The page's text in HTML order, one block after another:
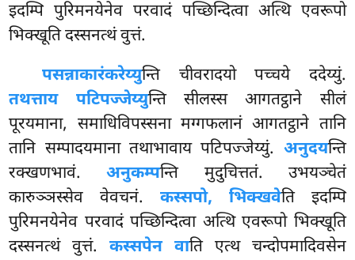
इदम्पि पुरिमनयेनेव परवादं पच्छिन्दित्वा अत्थि एवरूपो
भिक्खूति दस्सनत्थं वुत्तं.
पसन्नाकारंकरेय्युन्ति चीवरादयो पच्चये ददेय्युं.
तथत्ताय पटिपज्जेय्युन्ति सीलस्स आगतट्ठाने सीलं
पूरयमाना, समाधिविपस्सना मग्गफलानं आगतट्ठाने तानि
तानि सम्पादयमाना तथाभावाय पटिपज्जेय्युं. अनुदयन्ति
रक्खणभावं.अनुकम्पन्ति मुदुचित्ततं. उभयञ्चेतं
कारुञ्ञस्सेव वेवचनं. कस्सपो, भिक्खवेति इदम्पि
पुरिमनयेनेव परवादं पच्छिन्दित्वा अत्थि एवरूपो भिक्खूति
दस्सनत्थं वुत्तं.कस्सपेन वाति एत्थ चन्दोपमादिवसेन